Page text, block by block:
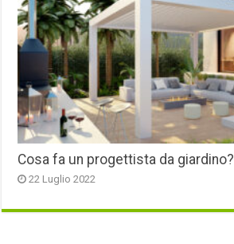
Cosa fa un progettista da giardino?
22 Luglio 2022